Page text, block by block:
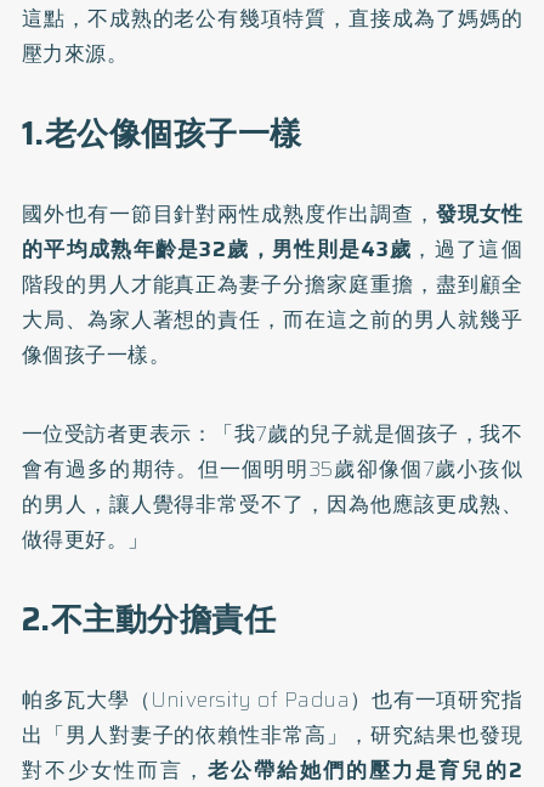
這點，不成熟的老公有幾項特質，直接成為了媽媽的
壓力來源。
1.老公像個孩子一樣
國外也有一節目針對兩性成熟度作出調查， 發現女性
的平均成熟年齡是32歲，男性則是43歲 ，過了這個
階段的男人才能真正為妻子分擔家庭重擔，盡到顧全
大局、為家人著想的責任，而在這之前的男人就幾乎
像個孩子一樣。
一位受訪者更表示：「我7歲的兒子就是個孩子，我不
會有過多的期待。但一個明明35歲卻像個7歲小孩似
的男人，讓人覺得非常受不了，因為他應該更成熟、
做得更好。」
2.不主動分擔責任
帕多瓦大學（University of Padua）也有一項研究指
出「男人對妻子的依賴性非常高」，研究結果也發現
對不少女性而言， 老公帶給她們的壓力是育兒的2